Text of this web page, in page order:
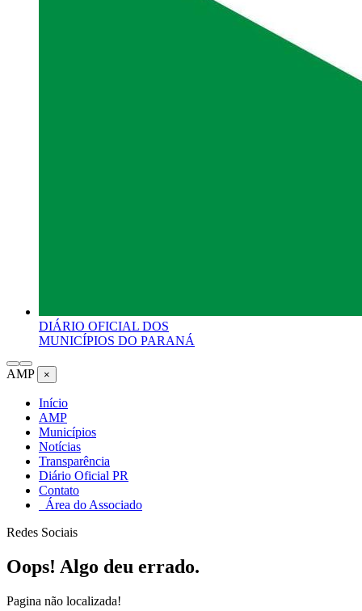
DIÁRIO OFICIAL DOS
MUNICÍPIOS DO PARANÁ
AMP ×
Início
AMP
Municípios
Notícias
Transparência
Diário Oficial PR
Contato
Área do Associado
Redes Sociais
Oops! Algo deu errado.
Pagina não localizada!